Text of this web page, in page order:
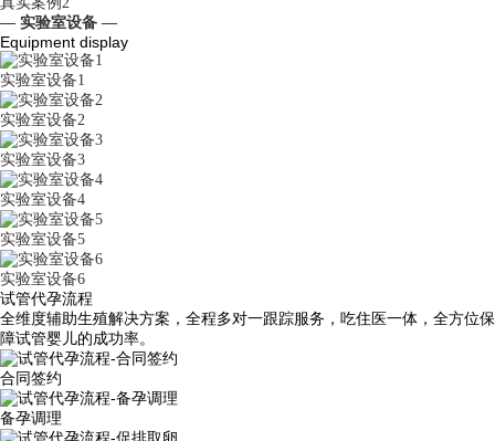
— 实验室设备 —
Equipment display
实验室设备1
实验室设备2
实验室设备3
实验室设备4
实验室设备5
实验室设备6
试管代孕流程
全维度辅助生殖解决方案，全程多对一跟踪服务，吃住医一体，全方位保
障试管婴儿的成功率。
合同签约
备孕调理